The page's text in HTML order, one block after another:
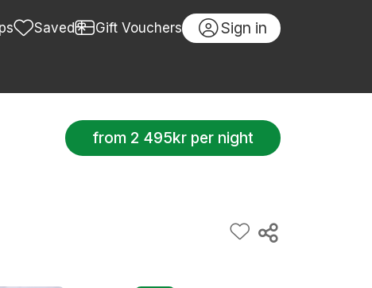
Saved Gift Vouchers Sign in
from 2 495kr per night